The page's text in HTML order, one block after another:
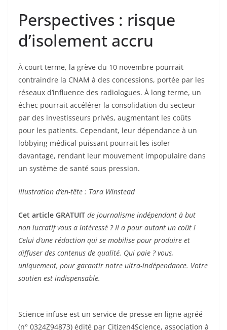
Perspectives : risque
d’isolement accru
À court terme, la grève du 10 novembre pourrait
contraindre la CNAM à des concessions, portée par les
réseaux d’influence des radiologues. À long terme, un
échec pourrait accélérer la consolidation du secteur
par des investisseurs privés, augmentant les coûts
pour les patients. Cependant, leur dépendance à un
lobbying médical puissant pourrait les isoler
davantage, rendant leur mouvement impopulaire dans
un système de santé sous pression.
Illustration d’en-tête : Tara Winstead
Cet article GRATUIT de journalisme indépendant à but
non lucratif vous a intéressé ? Il a pour autant un coût !
Celui d’une rédaction qui se mobilise pour produire et
diffuser des contenus de qualité. Qui paie ? vous,
uniquement, pour garantir notre ultra-indépendance. Votre
soutien est indispensable.
Science infuse est un service de presse en ligne agréé
(n° 0324Z94873) édité par Citizen4Science, association à